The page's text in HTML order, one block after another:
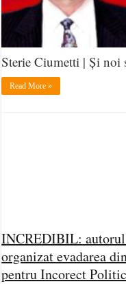
Sterie Ciumetti | Și noi
Read More »
INCREDIBIL:
organizat evadarea
pentru Incorect